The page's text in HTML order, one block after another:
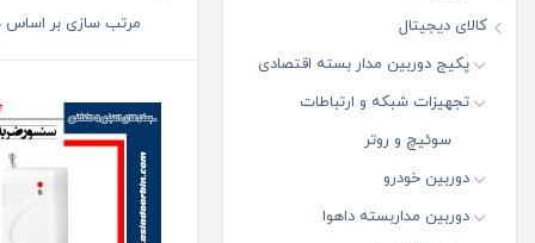
کالای دیجیتال
پکیج دوربین مدار بسته اقتصادی
تجهیزات شبکه و ارتباطات
سوئیچ و روتر
دوربین خودرو
دوربین مداربسته داهوا
مرتب سازی بر اساس